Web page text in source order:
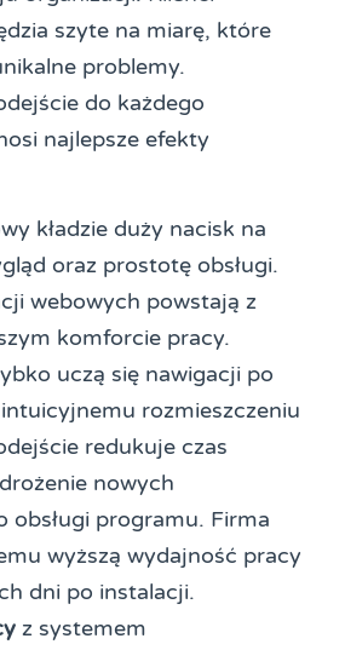
szyte na miarę, które
problemy.
do każdego
najlepsze efekty
kładzie duży nacisk na
oraz prostotę obsługi.
webowych powstają z
komforcie pracy.
uczą się nawigacji po
rozmieszczeniu
redukuje czas
nowych
obsługi programu. Firma
wyższą wydajność pracy
dni po instalacji.
z systemem